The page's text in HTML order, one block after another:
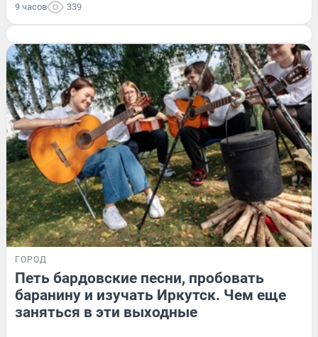
9 часов 339
ГОРОД
Петь бардовские песни, пробовать
баранину и изучать Иркутск. Чем еще
заняться в эти выходные